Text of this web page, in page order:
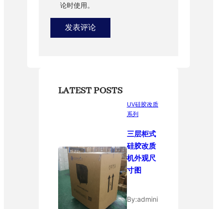
论时使用。
LATEST POSTS
UV硅胶改质
系列
三层柜式
硅胶改质
机外观尺
寸图
By:admini